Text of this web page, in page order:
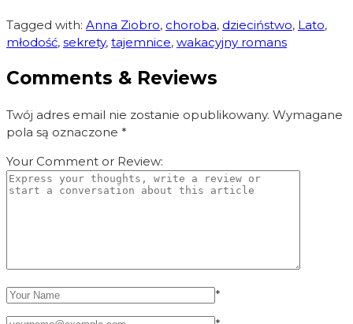
Tagged with: Anna Ziobro, choroba, dzieciństwo, Lato,
młodość, sekrety, tajemnice, wakacyjny romans
Comments & Reviews
Twój adres email nie zostanie opublikowany. Wymagane
pola są oznaczone *
Your Comment or Review:
*